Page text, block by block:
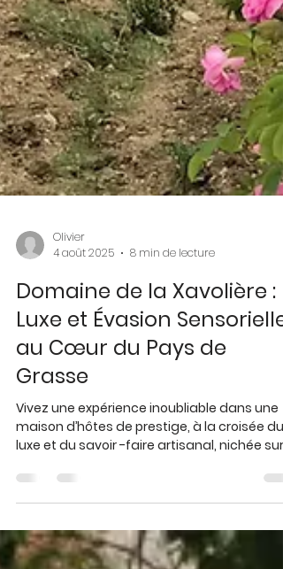
4 août 2025
8 min de lecture
Domaine de la Xavolière :
Luxe et Évasion Sensorielle
au Cœur du Pays de
Grasse
Vivez une expérience inoubliable dans une
les...